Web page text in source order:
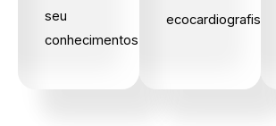
seu
conhecimentos.
ecocardiografistas.